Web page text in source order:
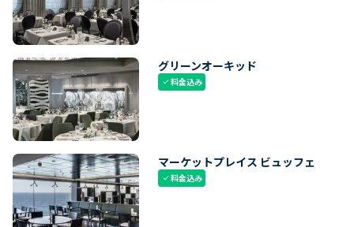
グリーンオーキッド
check料金込み
マーケットプレイス ビュッフェ
check料金込み